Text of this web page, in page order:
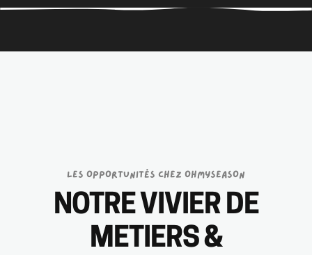
LES OPPORTUNITÉS CHEZ OHMYSEASON
NOTRE VIVIER DE
METIERS &